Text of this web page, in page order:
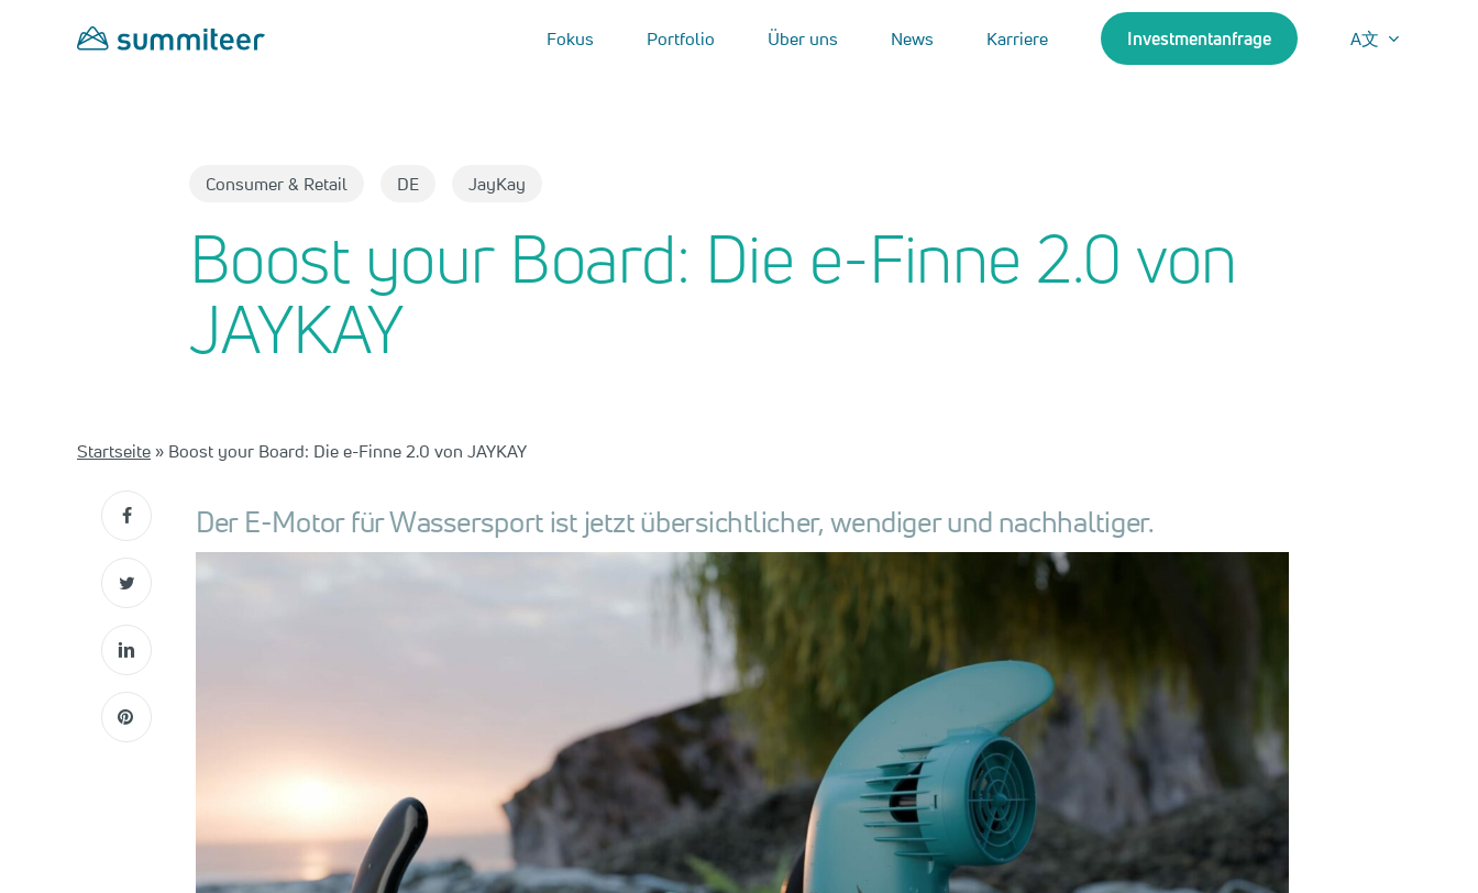
Fokus Portfolio Über uns News Karriere Investmentanfrage A文
Consumer & Retail​ DE JayKay
Boost your Board: Die e-Finne 2.0 von
JAYKAY
Startseite » Boost your Board: Die e-Finne 2.0 von JAYKAY
Der E-Motor für Wassersport ist jetzt übersichtlicher, wendiger und nachhaltiger.